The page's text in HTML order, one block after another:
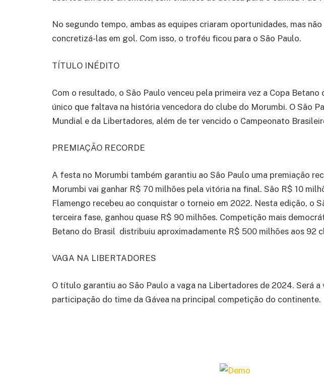
No segundo tempo, ambas as equipes criaram oportunidades, mas
concretizá-las em gol. Com isso, o troféu ficou para o São Paulo.
TÍTULO INÉDITO
Com o resultado, o São Paulo venceu pela primeira vez a Copa
único que faltava na história vencedora do clube do Morumbi. O São
Mundial e da Libertadores, além de ter vencido o Campeonato
PREMIAÇÃO RECORDE
A festa no Morumbi também garantiu ao São Paulo uma premiação
Morumbi vai ganhar R$ 70 milhões pela vitória na final. São R$ 10
Flamengo recebeu ao conquistar o torneio em 2022. Nesta edição, o
terceira fase, ganhou quase R$ 90 milhões. Competição mais
Betano do Brasil distribuiu aproximadamente R$ 500 milhões aos 92
VAGA NA LIBERTADORES
O título garantiu ao São Paulo a vaga na Libertadores de 2024. Será a
participação do time da Gávea na principal competição do continente.